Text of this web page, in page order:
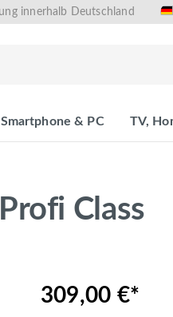
innerhalb Deutschland
Smartphone & PC TV,
Class
309,00 €*